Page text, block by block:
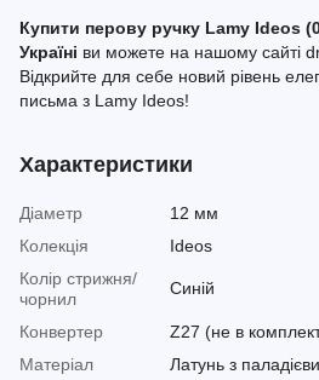
Купити перову ручку Lamy Ideos
Україні ви можете на нашому сайті
Відкрийте для себе новий рівень
письма з Lamy Ideos!
Характеристики
Діаметр
12 мм
Колекція
Ideos
Колір стрижня/
чорнил
Синій
Конвертер
Z27 (не в
Матеріал
Латунь з